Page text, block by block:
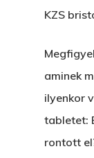
KZS
aminek
ilyenkor
tabletet:
rontott